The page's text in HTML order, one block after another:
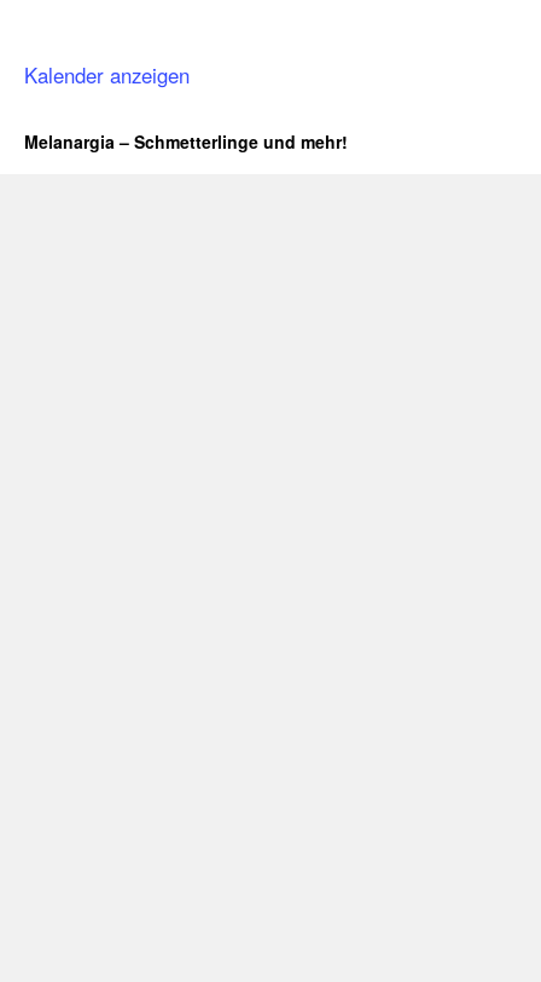
Kalender anzeigen
Melanargia – Schmetterlinge und mehr!